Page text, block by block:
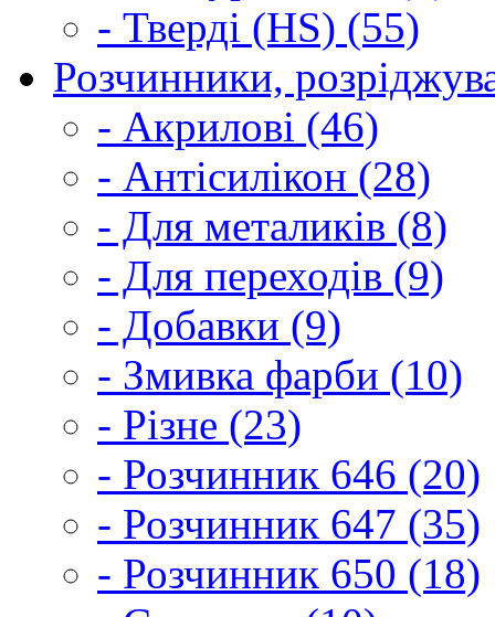
- Тверді (HS) (55)
Розчинники,
- Акрилові (46)
- Антісилікон (28)
- Для металиків (8)
- Для переходів (9)
- Добавки (9)
- Змивка фарби (10)
- Різне (23)
- Розчинник 646 (20)
- Розчинник 647 (35)
- Розчинник 650 (18)